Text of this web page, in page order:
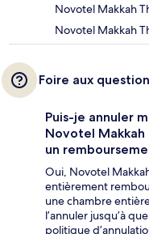
Novotel Makkah
Novotel Makkah
Foire aux
Puis-je annuler
Novotel Makkah
un
Oui, Novotel
entièrement
une chambre
l’annuler jusqu’à
politique